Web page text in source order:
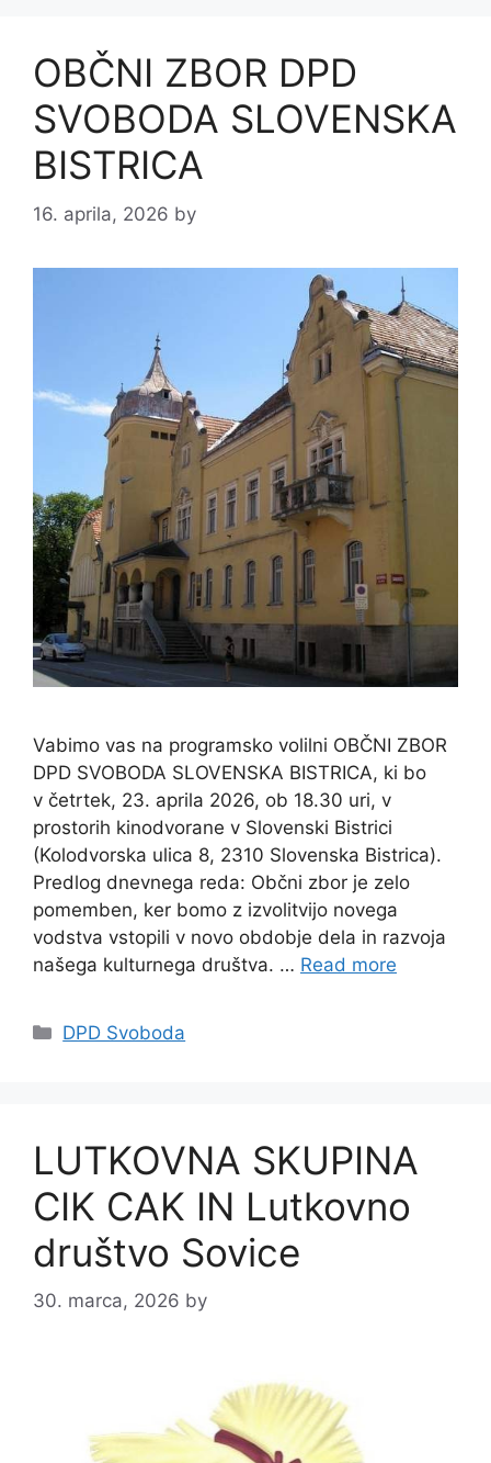
OBČNI ZBOR DPD
SVOBODA SLOVENSKA
BISTRICA
16. aprila, 2026 by
Vabimo vas na programsko volilni OBČNI ZBOR
DPD SVOBODA SLOVENSKA BISTRICA, ki bo
v četrtek, 23. aprila 2026, ob 18.30 uri, v
prostorih kinodvorane v Slovenski Bistrici
(Kolodvorska ulica 8, 2310 Slovenska Bistrica).
Predlog dnevnega reda: Občni zbor je zelo
pomemben, ker bomo z izvolitvijo novega
vodstva vstopili v novo obdobje dela in razvoja
našega kulturnega društva. … Read more
Categories
DPD Svoboda
LUTKOVNA SKUPINA
CIK CAK IN Lutkovno
društvo Sovice
30. marca, 2026 by